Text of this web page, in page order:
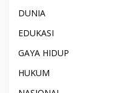
DUNIA
EDUKASI
GAYA HIDUP
HUKUM